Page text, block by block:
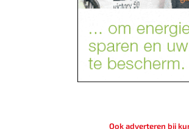
Ook adverteren bij